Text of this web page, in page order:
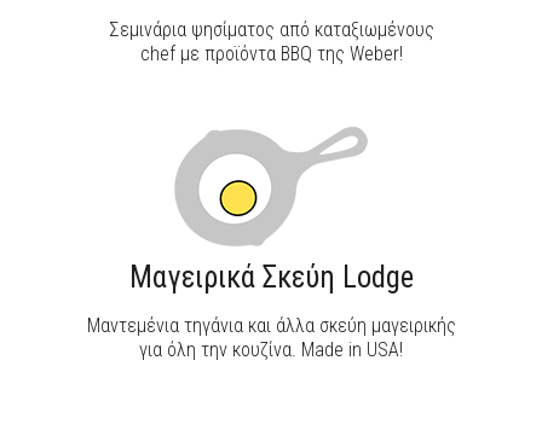
Σεμινάρια ψησίματος από καταξιωμένους
chef με προϊόντα BBQ της Weber!
Μαγειρικά Σκεύη Lodge
Μαντεμένια τηγάνια και άλλα σκεύη μαγειρικής
για όλη την κουζίνα. Made in USA!